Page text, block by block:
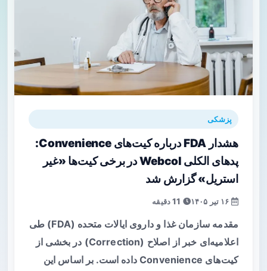
پزشکی
هشدار FDA درباره کیت‌های Convenience:
پدهای الکلی Webcol در برخی کیت‌ها «غیر
استریل» گزارش شد
مقدمه سازمان غذا و داروی ایالات متحده (FDA) طی
اعلامیه‌ای خبر از اصلاح (Correction) در بخشی از
کیت‌های Convenience داده است. بر اساس این